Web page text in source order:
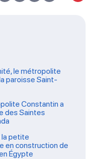
le métropolite
paroisse Saint-
Constantin a
des Saintes
la petite
en construction de
Égypte